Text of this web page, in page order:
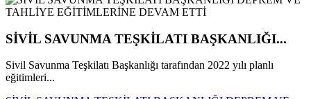
SİVİL SAVUNMA TEŞKİLATI BAŞKANLIĞI...
Sivil Savunma Teşkilatı Başkanlığı tarafından 2022 yılı planlı
eğitimleri...